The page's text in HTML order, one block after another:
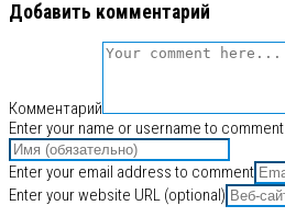
Добавить комментарий
Комментарий
Enter your name or username to comment
Enter your email address to comment
Enter your website URL (optional)